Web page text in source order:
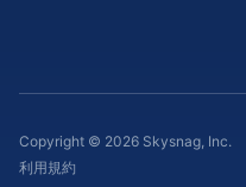
Copyright © 2026 Skysnag, Inc.
利用規約